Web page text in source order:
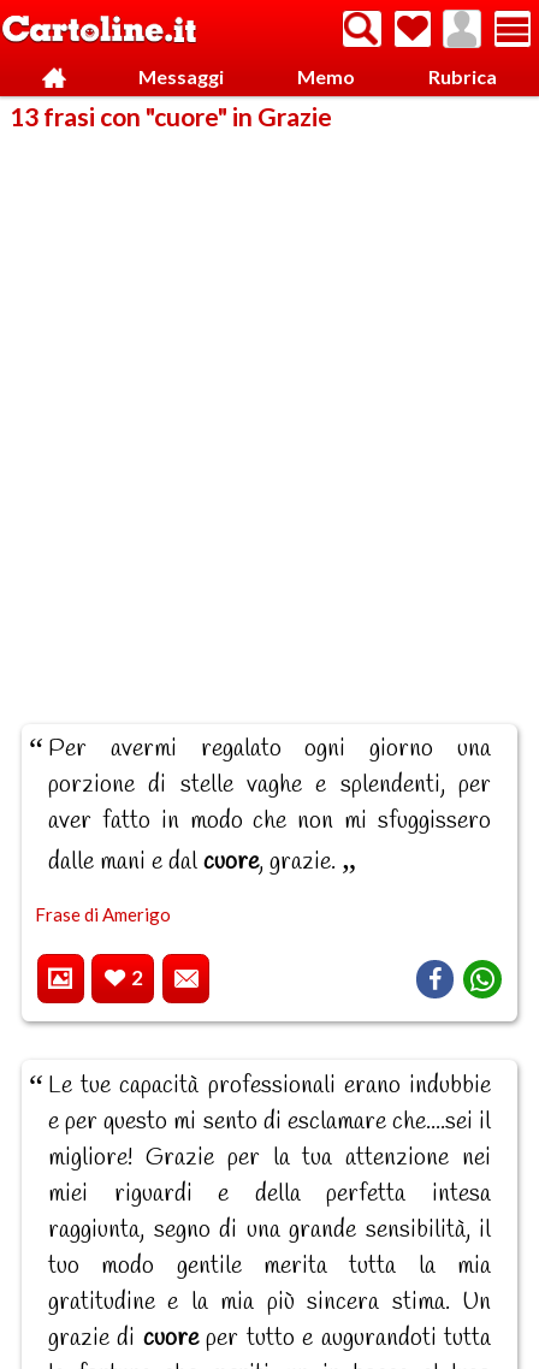
Messaggi Memo Rubrica
13 frasi con "cuore" in Grazie
Per avermi regalato ogni giorno una
porzione di stelle vaghe e splendenti, per
aver fatto in modo che non mi sfuggissero
dalle mani e dalcuore, grazie.
Frase di Amerigo
2
Le tue capacità professionali erano indubbie
e per questo mi sento di esclamare che....sei il
migliore! Grazie per la tua attenzione nei
miei riguardi e della perfetta intesa
raggiunta, segno di una grande sensibilità, il
tuo modo gentile merita tutta la mia
gratitudine e la mia più sincera stima. Un
grazie di cuoreper tutto e augurandoti tutta